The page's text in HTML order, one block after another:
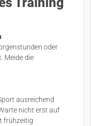
oder
Meide die
ausreichend
nicht erst auf
frühzeitig